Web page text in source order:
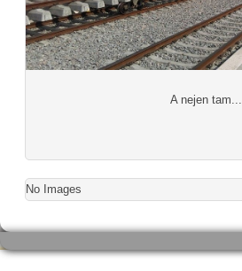
A nejen tam...
No Images